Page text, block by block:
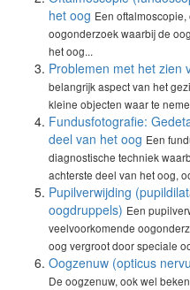
het oog Een
oogonderzoek waarbij de
het oog...
Problemen met het zien
belangrijk aspect van het
kleine objecten waar te
Fundusfotografie:
deel van het oog Een
diagnostische techniek
achterste deel van het oog,
Pupilverwijding
oogdruppels) Een
veelvoorkomende
oog vergroot door speciale
Oogzenuw (opticus
De oogzenuw, ook wel